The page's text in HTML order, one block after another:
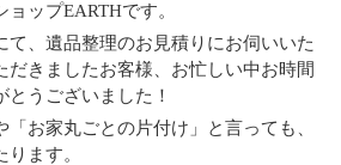
ップEARTHです。
て、遺品整理のお見積りにお伺いいた
だきましたお客様、お忙しい中お時間
とうございました！
お家丸ごとの片付け」と言っても、
ます。